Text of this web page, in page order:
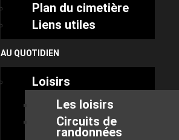
Plan du cimetière
Liens utiles
AU QUOTIDIEN
Loisirs
Les loisirs
Circuits de
randonnées